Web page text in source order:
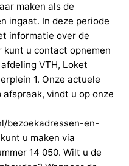
maken als de
ingaat. In deze periode
informatie over de
kunt u contact opnemen
VTH, Loket
1. Onze actuele
vindt u op onze
bezoekadressen-en-
u maken via
14 050. Wilt u de